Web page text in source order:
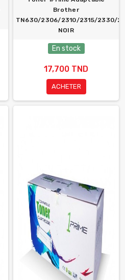
Brother
TN630/2306/2310/2315/2330/
NOIR
En stock
17,700 TND
ACHETER